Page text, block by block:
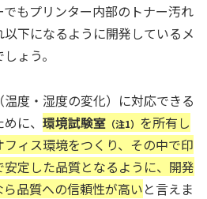
もプリンター内部のトナー汚れ
下になるように開発しているメ
ょう。
度・湿度の変化）に対応できる
に、 環境試験室 （注1） を所有し
ィス環境をつくり、その中で印
定した品質となるように、開発
品質への信頼性が高いと言えま